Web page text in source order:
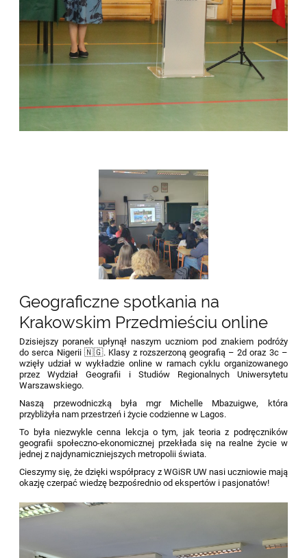
Geograficzne spotkania na
Krakowskim Przedmieściu online
Dzisiejszy poranek upłynął naszym uczniom pod znakiem podróży
do serca Nigerii 🇳🇬. Klasy z rozszerzoną geografią – 2d oraz 3c –
wzięły udział w wykładzie online w ramach cyklu organizowanego
przez Wydział Geografii i Studiów Regionalnych Uniwersytetu
Warszawskiego.
Naszą przewodniczką była mgr Michelle Mbazuigwe, która
przybliżyła nam przestrzeń i życie codzienne w Lagos.
To była niezwykle cenna lekcja o tym, jak teoria z podręczników
geografii społeczno-ekonomicznej przekłada się na realne życie w
jednej z najdynamiczniejszych metropolii świata.
Cieszymy się, że dzięki współpracy z WGiSR UW nasi uczniowie mają
okazję czerpać wiedzę bezpośrednio od ekspertów i pasjonatów!